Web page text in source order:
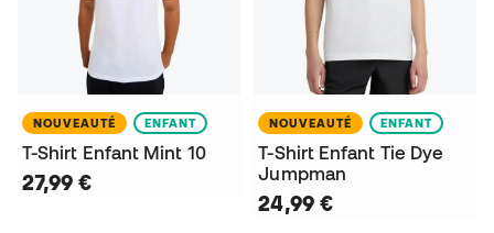
NOUVEAUTÉ ENFANT
T-Shirt Enfant Mint 10
27,99 €
NOUVEAUTÉ ENFANT
T-Shirt Enfant Tie Dye
Jumpman
24,99 €